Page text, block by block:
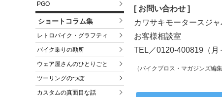
PGO
ショートコラム集
レトロバイク・グラフティ
バイク乗りの勘所
ウェア屋さんのひとりごと
ツーリングのつぼ
カスタムの真面目な話
[ お問い合わせ ]
カワサキモータースジャ
お客様相談室
TEL／0120-400819（月
（バイクブロス・マガジンズ編集